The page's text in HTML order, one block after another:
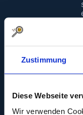
Zustimmung
Diese Webseite
Wir verwenden